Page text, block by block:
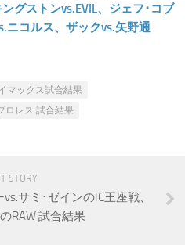
グストンvs.EVIL、ジェフ･コブ
ニコルス、ザックvs.矢野通
マックス試合結果
ロレス 試合結果
STORY
サミ･ゼインのIC王座戦、
RAW 試合結果